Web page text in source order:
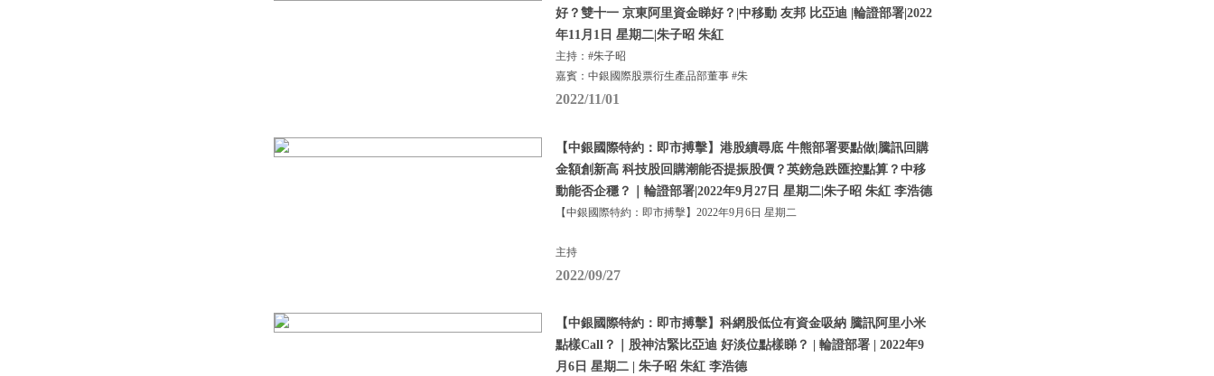
好？雙十一 京東阿里資金睇好？|中移動 友邦 比亞迪 |輪證部署|2022
年11月1日 星期二|朱子昭 朱紅
主持：#朱子昭
嘉賓：中銀國際股票衍生產品部董事 #朱
2022/11/01
【中銀國際特約：即市搏擊】港股續尋底 牛熊部署要點做|騰訊回購
金額創新高 科技股回購潮能否提振股價？英鎊急跌匯控點算？中移
動能否企穩？｜輪證部署|2022年9月27日 星期二|朱子昭 朱紅 李浩德
【中銀國際特約：即市搏擊】2022年9月6日 星期二
主持
2022/09/27
【中銀國際特約：即市搏擊】科網股低位有資金吸納 騰訊阿里小米
點樣Call？｜股神沽緊比亞迪 好淡位點樣睇？ | 輪證部署 | 2022年9
月6日 星期二 | 朱子昭 朱紅 李浩德